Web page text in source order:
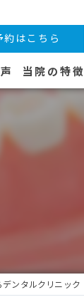
約はこちら
当院の特徴
虫歯
ンタルクリニック